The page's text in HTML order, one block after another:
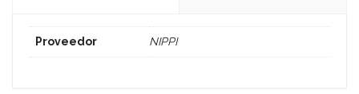
Proveedor NIPPI